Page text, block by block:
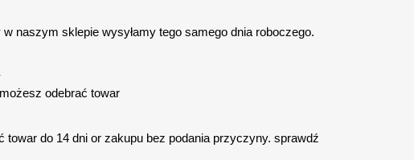
w naszym sklepie wysyłamy tego samego dnia roboczego.
odebrać towar
towar do 14 dni or zakupu bez podania przyczyny. sprawdź